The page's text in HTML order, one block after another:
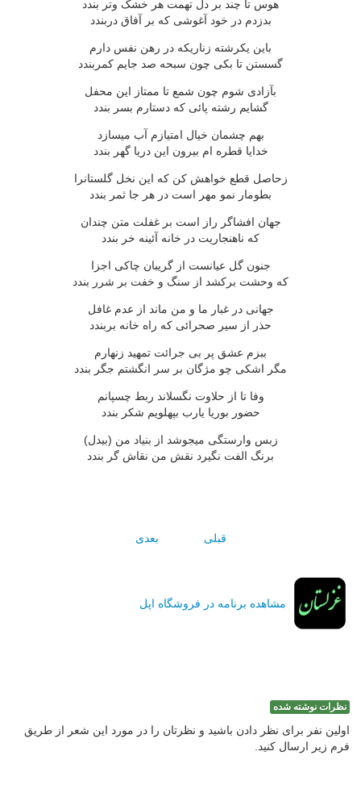
هوس تا چند بر دل تهمت هر خشک وتر بندد
بدزدم در خود آغوشى که بر آفاق دربندد
باين يکرشته زناريکه در رهن نفس دارم
گسستن تا بکى چون سبحه صد جايم کمربندد
بآزادى شوم چون شمع تا ممتاز اين محفل
گشايم رشته پائى که دستارم بسر بندد
بهم چشمان خيال امتيازم آب ميسازد
خدايا قطره ام بيرون اين دريا گهر بندد
زحاصل قطع خواهش کن که اين نخل گلستانرا
بطومار نمو مهر است در هر جا ثمر بندد
جهان افشاگر راز است بر غفلت متن چندان
که ناهنجاريت در خانه آئينه خر بندد
جنون گل عيانست از گريبان چاکى اجزا
که وحشت برکشد از سنگ و خفت بر شرر بندد
جهانى در غبار ما و من ماند از عدم غافل
حذر از سير صحرائى که راه خانه بربندد
ببزم عشق پر بى جرائت تمهيد زنهارم
مگر اشکى چو مژگان بر سر انگشتم جگر بندد
وفا تا از حلاوت نگسلاند ربط چسپانم
حضور بوريا يارب بپهلويم شکر بندد
زبس وارستگى ميجوشد از بنياد من (بيدل)
برنگ الفت نگيرد نقش من نقاش گر بندد
قبلی بعدی
مشاهده برنامه در فروشگاه اپل
نظرات نوشته شده
اولین نفر برای نظر دادن باشید و نظرتان را در مورد این شعر از طریق
فرم زیر ارسال کنید.